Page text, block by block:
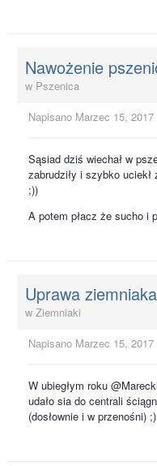
Nawożenie
w Pszenica
Napisano Marzec 15, 2017
Sąsiad dziś wiechał w
zabrudziły i szybko
;))
A potem płacz że sucho i
Uprawa ziemniaka
w Ziemniaki
Napisano Marzec 15, 2017
W ubiegłym roku
udało sia do centrali
(dosłownie i w przenośni) ;)